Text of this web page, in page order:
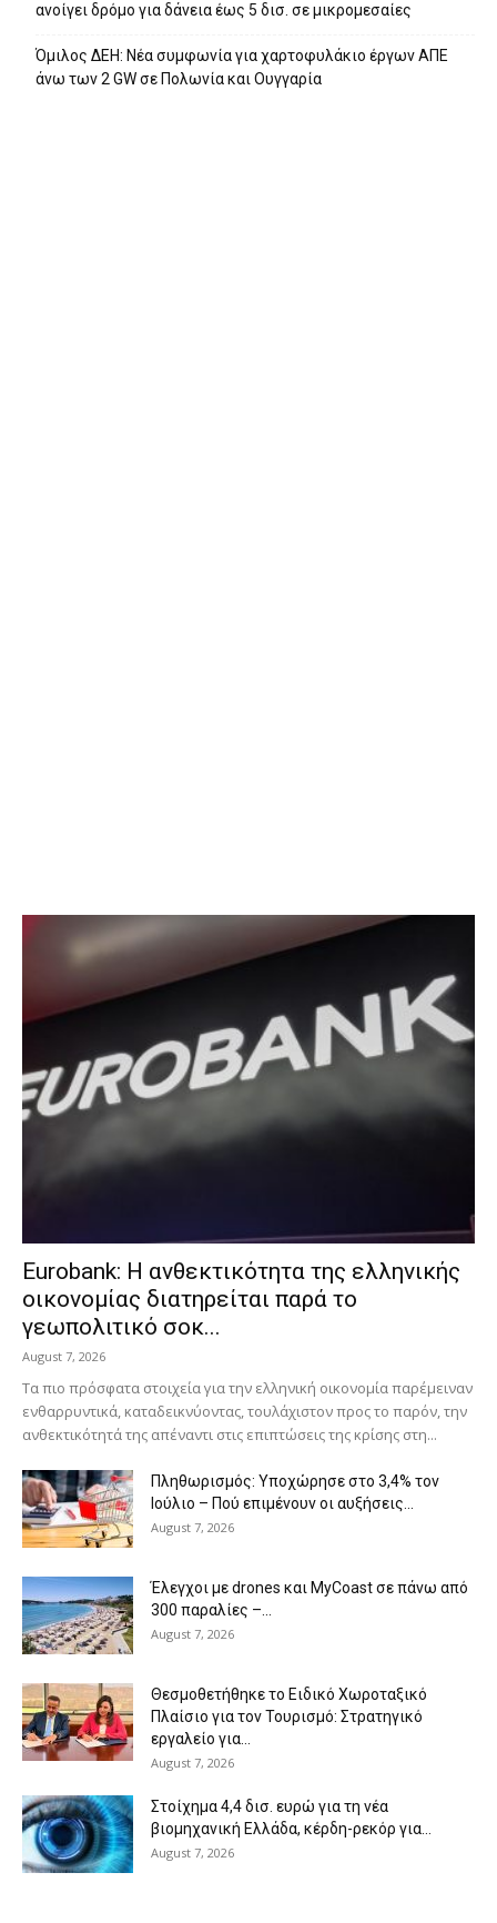
ανοίγει δρόμο για δάνεια έως 5 δισ. σε μικρομεσαίες
Όμιλος ΔΕΗ: Νέα συμφωνία για χαρτοφυλάκιο έργων ΑΠΕ
άνω των 2 GW σε Πολωνία και Ουγγαρία
Eurobank: Η ανθεκτικότητα της ελληνικής
οικονομίας διατηρείται παρά το
γεωπολιτικό σοκ...
August 7, 2026
Τα πιο πρόσφατα στοιχεία για την ελληνική οικονομία παρέμειναν
ενθαρρυντικά, καταδεικνύοντας, τουλάχιστον προς το παρόν, την
ανθεκτικότητά της απέναντι στις επιπτώσεις της κρίσης στη...
Πληθωρισμός: Υποχώρησε στο 3,4% τον
Ιούλιο – Πού επιμένουν οι αυξήσεις...
August 7, 2026
Έλεγχοι με drones και MyCoast σε πάνω από
300 παραλίες –...
August 7, 2026
Θεσμοθετήθηκε το Ειδικό Χωροταξικό
Πλαίσιο για τον Τουρισμό: Στρατηγικό
εργαλείο για...
August 7, 2026
Στοίχημα 4,4 δισ. ευρώ για τη νέα
βιομηχανική Ελλάδα, κέρδη-ρεκόρ για...
August 7, 2026